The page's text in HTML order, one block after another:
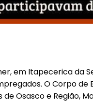
em Itapecerica da
O Corpo
Osasco e Região,